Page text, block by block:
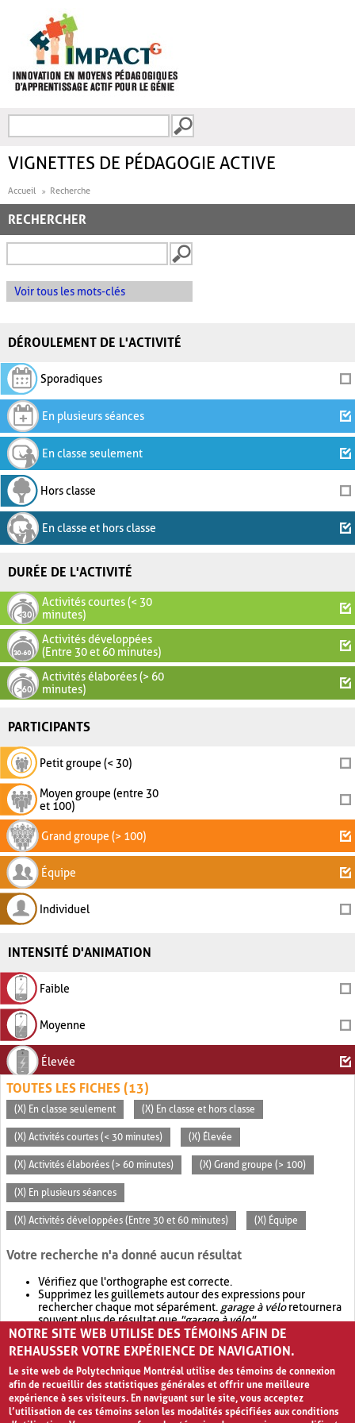
FORMULAIRE DE
VIGNETTES DE PÉDAGOGIE ACTIVE
Accueil Recherche
RECHERCHER
Voir tous les mots-clés
DÉROULEMENT DE L'ACTIVITÉ
Sporadiques
En plusieurs séances
En classe seulement
Hors classe
En classe et hors classe
DURÉE DE L'ACTIVITÉ
Activités courtes (< 30
minutes)
Activités développées
(Entre 30 et 60 minutes)
Activités élaborées (> 60
minutes)
PARTICIPANTS
Petit groupe (< 30)
Moyen groupe (entre 30
et 100)
Grand groupe (> 100)
Équipe
Individuel
INTENSITÉ D'ANIMATION
Faible
Moyenne
Élevée
TOUTES LES FICHES (13)
(X) En classe seulement (X) En classe et hors classe
(X) Activités courtes (< 30 minutes) (X) Élevée
(X) Activités élaborées (> 60 minutes) (X) Grand groupe (> 100)
(X) En plusieurs séances
(X) Activités développées (Entre 30 et 60 minutes) (X) Équipe
Votre recherche n'a donné aucun résultat
Vérifiez que l'orthographe est correcte.
Supprimez les guillemets autour des expressions pour
rechercher chaque mot séparément. garage à véloretournera
souvent plus de résultat que"garage à vélo".
Envisagez d'élargir votre recherche avec OR.garage OR vélo
retournera souvent plus de résultat quegarage à vélo
NOTRE SITE WEB UTILISE DES TÉMOINS AFIN DE
REHAUSSER VOTRE EXPÉRIENCE DE NAVIGATION.
Le site web de Polytechnique Montréal utilise des témoins de connexion
afin de recueillir des statistiques générales et offrir une meilleure
expérience à ses visiteurs. En naviguant sur le site, vous acceptez
l’utilisation de ces témoins selon les modalités spécifiées aux conditions